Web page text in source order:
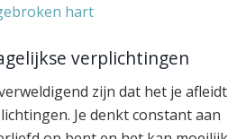
hart
verplichtingen
zijn dat het je afleidt
Je denkt constant aan